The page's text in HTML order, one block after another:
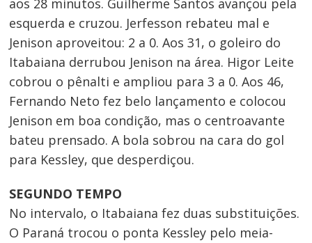
esquerda e cruzou. Jerfesson rebateu mal e
Jenison aproveitou: 2 a 0. Aos 31, o goleiro do
Itabaiana derrubou Jenison na área. Higor Leite
cobrou o pênalti e ampliou para 3 a 0. Aos 46,
Fernando Neto fez belo lançamento e colocou
Jenison em boa condição, mas o centroavante
bateu prensado. A bola sobrou na cara do gol
para Kessley, que desperdiçou.
SEGUNDO TEMPO
No intervalo, o Itabaiana fez duas substituições.
O Paraná trocou o ponta Kessley pelo meia-